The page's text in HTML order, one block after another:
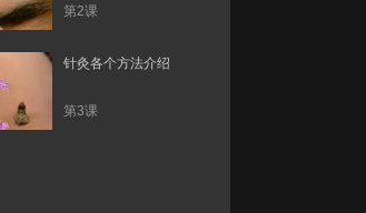
第2课
针灸各个方法介绍
第3课